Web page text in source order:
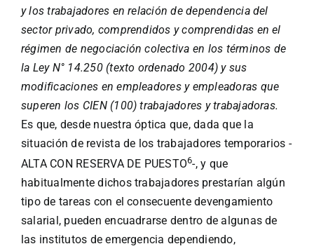
y los trabajadores en relación de dependencia del
sector privado, comprendidos y comprendidas en el
régimen de negociación colectiva en los términos de
la Ley N° 14.250 (texto ordenado 2004) y sus
modificaciones en empleadores y empleadoras que
superen los CIEN (100) trabajadores y trabajadoras.
Es que, desde nuestra óptica que, dada que la
situación de revista de los trabajadores temporarios -
ALTA CON RESERVA DE PUESTO6-, y que
habitualmente dichos trabajadores prestarían algún
tipo de tareas con el consecuente devengamiento
salarial, pueden encuadrarse dentro de algunas de
las institutos de emergencia dependiendo,